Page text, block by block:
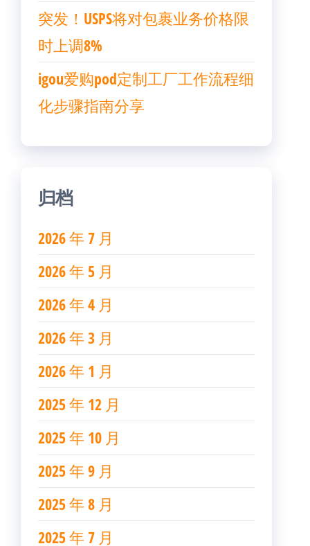
突发！USPS将对包裹业务价格限
时上调8%
igou爱购pod定制工厂工作流程细
化步骤指南分享
归档
2026 年 7 月
2026 年 5 月
2026 年 4 月
2026 年 3 月
2026 年 1 月
2025 年 12 月
2025 年 10 月
2025 年 9 月
2025 年 8 月
2025 年 7 月